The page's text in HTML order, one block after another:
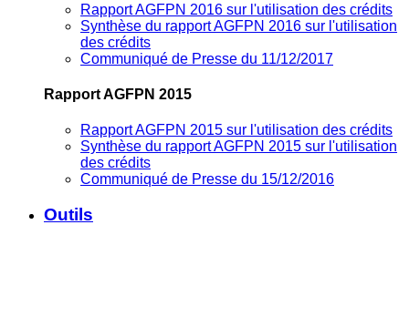
Rapport AGFPN 2016 sur l'utilisation des crédits
Synthèse du rapport AGFPN 2016 sur l'utilisation
des crédits
Communiqué de Presse du 11/12/2017
Rapport AGFPN 2015
Rapport AGFPN 2015 sur l'utilisation des crédits
Synthèse du rapport AGFPN 2015 sur l'utilisation
des crédits
Communiqué de Presse du 15/12/2016
Outils